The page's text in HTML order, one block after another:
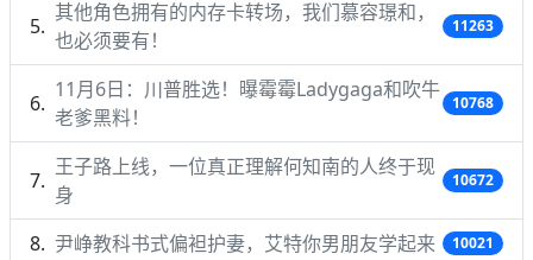
其他角色拥有的内存卡转场，我们慕容璟和，
也必须要有！
11263
11月6日：川普胜选！曝霉霉Ladygaga和吹牛
老爹黑料！
10768
王子路上线，一位真正理解何知南的人终于现
身
10672
尹峥教科书式偏袒护妻，艾特你男朋友学起来 10021